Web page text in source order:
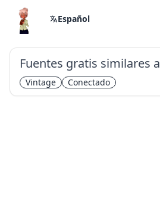
Español
Fuentes gratis similares a
Vintage Conectado